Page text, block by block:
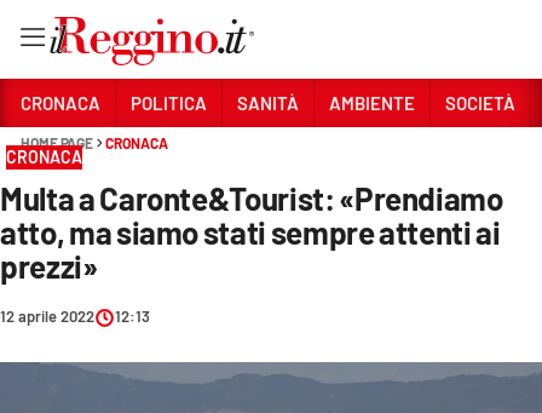
Sezioni
CRONACA
POLITICA
SANITÀ
AMBIENTE
CRONACA POLITICA SANITÀ AMBIENTE SOCIETÀ
HOME PAGE CRONACA
CRONACA
Multa a Caronte&Tourist: «Prendiamo
atto, ma siamo stati sempre attenti ai
prezzi»
12 aprile 2022 12:13